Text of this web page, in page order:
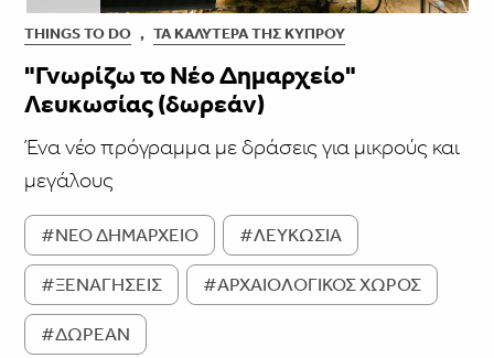
THINGS TO DO , ΤΑ ΚΑΛΎΤΕΡΑ ΤΗΣ ΚΎΠΡΟΥ
"Γνωρίζω το Νέο Δημαρχείο"
Λευκωσίας (δωρεάν)
Ένα νέο πρόγραμμα με δράσεις για μικρούς και
μεγάλους
#ΝΕΟ ΔΗΜΑΡΧΕΙΟ #ΛΕΥΚΩΣΙΑ
#ΞΕΝΑΓΗΣΕΙΣ #ΑΡΧΑΙΟΛΟΓΙΚΟΣ ΧΩΡΟΣ
#ΔΩΡΕΑΝ